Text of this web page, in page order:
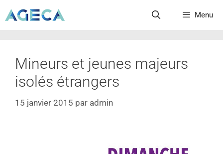
Menu
Mineurs et jeunes majeurs
isolés étrangers
15 janvier 2015 par admin